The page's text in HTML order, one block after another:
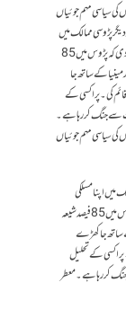
سیاسی مہم جوئیاں
پڑوسی ممالک میں
اپنا مسلکی انقلاب کیوں کر برآمد کر پاتے۔ ان لوگوں نے تو یہاں تک حد کر دی کہ پڑوس میں 85
کے ساتھ جا
کی۔ پراکسی کے
سے جنگ کر رہا ہے۔
سیاسی مہم جوئیاں
اپنا مسلکی
انقلاب کیوں کر برآمد کر پاتے۔ ان لوگوں نے تو یہاں تک حد کر دی کہ پڑوس میں 85 فیصد شیعہ
ساتھ جا کھڑے
کے تحلیل
کر رہا ہے۔معطر